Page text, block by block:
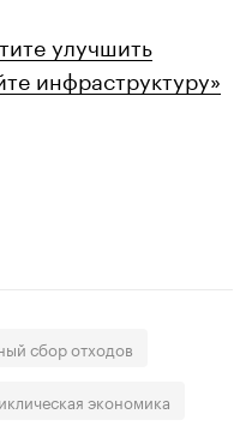
улучшить
инфраструктуру»
сбор отходов
экономика